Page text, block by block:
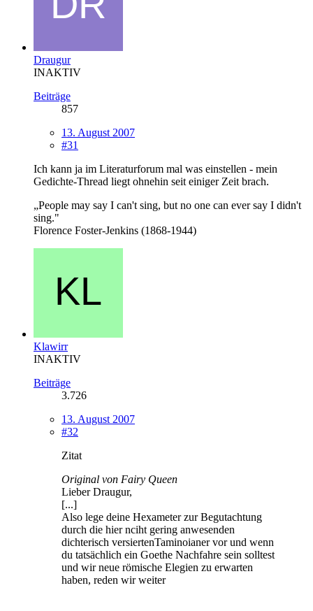
Draugur
INAKTIV
Beiträge
857
13. August 2007
#31
Ich kann ja im Literaturforum mal was einstellen - mein
Gedichte-Thread liegt ohnehin seit einiger Zeit brach.
„People may say I can't sing, but no one can ever say I didn't
sing."
Florence Foster-Jenkins (1868-1944)
Klawirr
INAKTIV
Beiträge
3.726
13. August 2007
#32
Zitat
Original von Fairy Queen
Lieber Draugur,
[...]
Also lege deine Hexameter zur Begutachtung
durch die hier nciht gering anwesenden
dichterisch versiertenTaminoianer vor und wenn
du tatsächlich ein Goethe Nachfahre sein solltest
und wir neue römische Elegien zu erwarten
haben, reden wir weiter